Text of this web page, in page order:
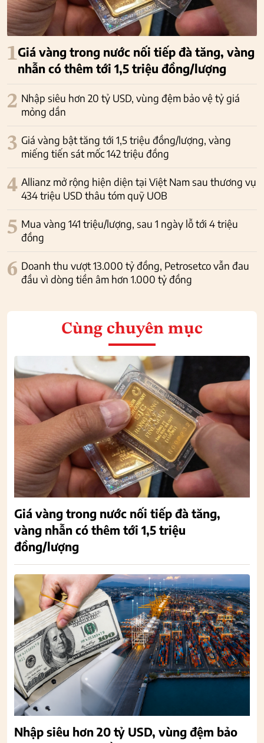
1Giá vàng trong nước nối tiếp đà tăng, vàng
nhẫn có thêm tới 1,5 triệu đồng/lượng
2 Nhập siêu hơn 20 tỷ USD, vùng đệm bảo vệ tỷ giá
mỏng dần
3 Giá vàng bật tăng tới 1,5 triệu đồng/lượng, vàng
miếng tiến sát mốc 142 triệu đồng
4 Allianz mở rộng hiện diện tại Việt Nam sau thương vụ
434 triệu USD thâu tóm quỹ UOB
5 Mua vàng 141 triệu/lượng, sau 1 ngày lỗ tới 4 triệu
đồng
6 Doanh thu vượt 13.000 tỷ đồng, Petrosetco vẫn đau
đầu vì dòng tiền âm hơn 1.000 tỷ đồng
Cùng chuyên mục
Giá vàng trong nước nối tiếp đà tăng,
vàng nhẫn có thêm tới 1,5 triệu
đồng/lượng
Nhập siêu hơn 20 tỷ USD, vùng đệm bảo